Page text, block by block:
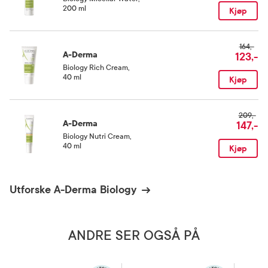
200 ml
Kjøp
A-Derma
Biology Rich Cream
40 ml
164,-
123,-
Kjøp
A-Derma
Biology Nutri Cream
40 ml
209,-
147,-
Kjøp
Utforske A-Derma Biology
ANDRE SER OGSÅ PÅ